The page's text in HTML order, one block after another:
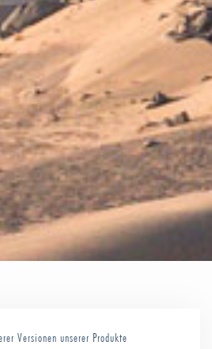
Versionen unserer Produkte